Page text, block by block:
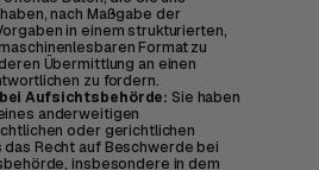
nach Maßgabe der
in einem strukturierten,
Format zu
Übermittlung an einen
zu fordern.
Aufsichtsbehörde: Sie haben
anderweitigen
oder gerichtlichen
Recht auf Beschwerde bei
insbesondere in dem